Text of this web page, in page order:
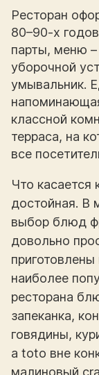
Ресторан
80–90-х
парты, меню –
уборочной
умывальник.
классной
терраса, на
все
Что касается
достойная. В
выбор блюд
довольно
наиболее
ресторана
запеканка,
говядины,
a toto вне
малиновый